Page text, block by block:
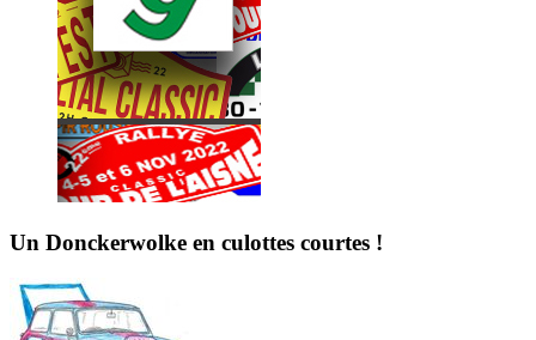
Un Donckerwolke en culottes courtes !